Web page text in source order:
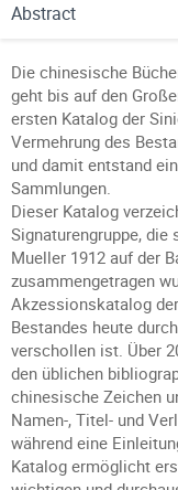
Abstract
Die chinesische
geht bis auf den
ersten Katalog der
Vermehrung des
und damit entstand
Sammlungen.
Dieser Katalog
Signaturengruppe, die
Mueller 1912 auf der
zusammengetragen
Akzessionskatalog
Bestandes heute
verschollen ist. Über
den üblichen
chinesische Zeichen
Namen-, Titel- und
während eine
Katalog ermöglicht